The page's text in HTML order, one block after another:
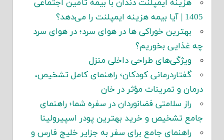
هزینه ایمپلنت دندان با بیمه تأمین اجتماعی
1405 | آیا بیمه هزینه ایمپلنت را می‌دهد؟
بهترین خوراکی ها در هوای سرد؛ در هوای سرد
چه غذایی بخوریم؟
ویژگی‌های طراحی داخلی منزل
گفتاردرمانی کودکان؛ راهنمای کامل تشخیص،
درمان و تمرینات مؤثر در خان
راز سلامتی فضانوردان در سفره شما؛ راهنمای
جامع تشخیص و خرید بهترین پودر اسپیرولینا
راهنمای جامع برای سفر به جزایر خلیج فارس و